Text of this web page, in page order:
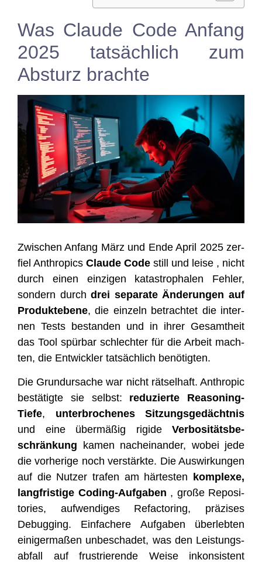
Was Claude Code Anfang
2025 tatsächlich zum
Absturz brachte
Zwi­schen Anfang März und Ende April 2025 zer­
fiel Anthro­pics Clau­de Code still und lei­se , nicht
durch einen ein­zi­gen kata­stro­pha­len Feh­ler,
son­dern durchdrei sepa­ra­te Ände­run­gen auf
Pro­dukt­ebe­ne, die ein­zeln betrach­tet die inter­
nen Tests bestan­den und in ihrer Gesamt­heit
das Tool spür­bar schlech­ter für die Arbeit mach­
ten, die Ent­wick­ler tat­säch­lich benötigten.
Die Grund­ur­sa­che war nicht rät­sel­haft. Anthro­pic
bestä­tig­te sie selbst: redu­zier­te Reaso­ning-
Tie­fe, unter­bro­che­nes Sit­zungs­ge­dächt­nis
und eine über­mä­ßig rigi­de Ver­bo­si­täts­be­
schrän­kung kamen nach­ein­an­der, wobei jede
die vor­he­ri­ge noch ver­stärk­te. Die Aus­wir­kun­gen
auf die Nut­zer tra­fen am här­tes­ten
kom­ple­xe,
lang­fris­ti­ge Coding-Auf­ga­ben , gro­ße Repo­si­
to­ries, auf­wen­di­ges Refac­to­ring, prä­zi­ses
Debug­ging. Ein­fa­che­re Auf­ga­ben über­leb­ten
eini­ger­ma­ßen unbe­scha­det, was den Leis­tungs­
ab­fall auf frus­trie­ren­de Wei­se inkon­sis­tent